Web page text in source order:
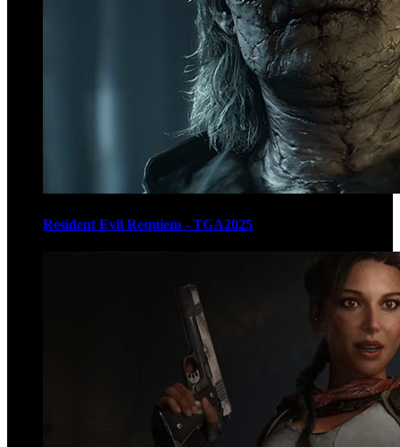
Resident Evil Requiem - TGA2025